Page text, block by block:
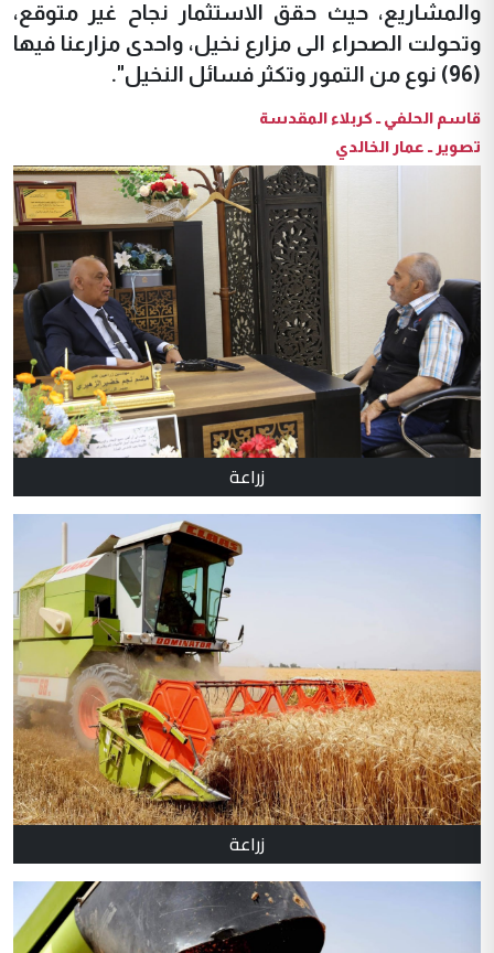
والمشاريع، حيث حقق الاستثمار نجاح غير متوقع،
وتحولت الصحراء الى مزارع نخيل، واحدى مزارعنا فيها
(96) نوع من التمور وتكثر فسائل النخيل".
قاسم الحلفي ــ كربلاء المقدسة
تصوير ــ عمار الخالدي
زراعة
زراعة